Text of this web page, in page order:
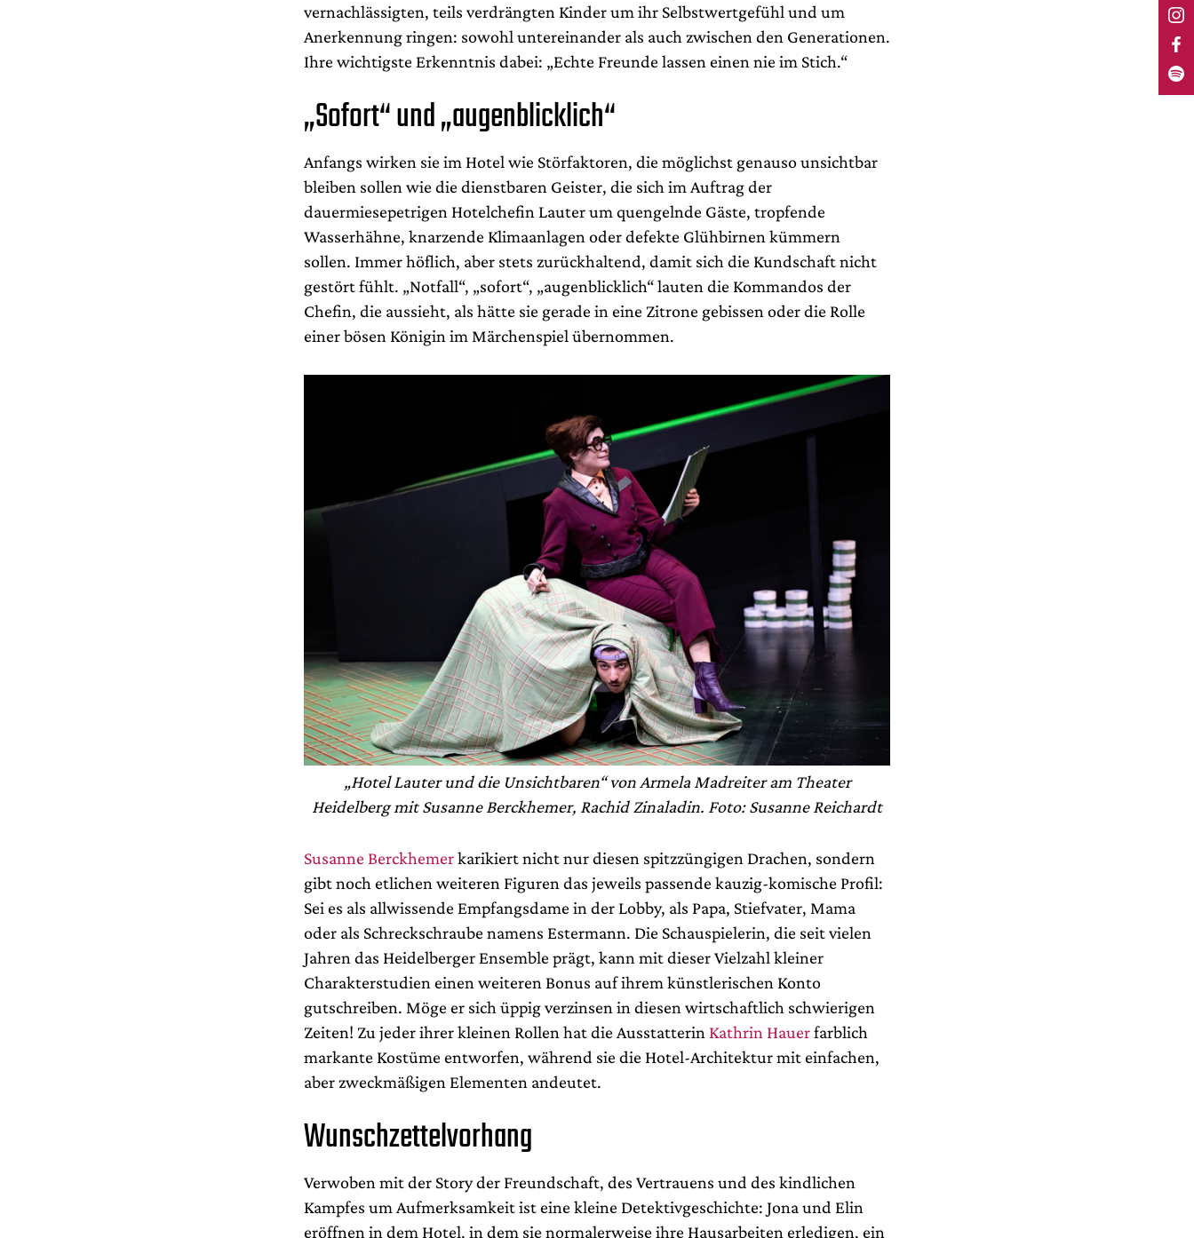
vernachlässigten, teils verdrängten Kinder um ihr Selbstwertgefühl und um
Anerkennung ringen: sowohl untereinander als auch zwischen den Generationen.
Ihre wichtigste Erkenntnis dabei: „Echte Freunde lassen einen nie im Stich.“
„Sofort“ und „augenblicklich“
Anfangs wirken sie im Hotel wie Störfaktoren, die möglichst genauso unsichtbar
bleiben sollen wie die dienstbaren Geister, die sich im Auftrag der
dauermiesepetrigen Hotelchefin Lauter um quengelnde Gäste, tropfende
Wasserhähne, knarzende Klimaanlagen oder defekte Glühbirnen kümmern
sollen. Immer höflich, aber stets zurückhaltend, damit sich die Kundschaft nicht
gestört fühlt. „Notfall“, „sofort“, „augenblicklich“ lauten die Kommandos der
Chefin, die aussieht, als hätte sie gerade in eine Zitrone gebissen oder die Rolle
einer bösen Königin im Märchenspiel übernommen.
„Hotel Lauter und die Unsichtbaren“ von Armela Madreiter am Theater
Heidelberg mit Susanne Berckhemer, Rachid Zinaladin. Foto: Susanne Reichardt
Susanne Berckhemerkarikiert nicht nur diesen spitzzüngigen Drachen, sondern
gibt noch etlichen weiteren Figuren das jeweils passende kauzig-komische Profil:
Sei es als allwissende Empfangsdame in der Lobby, als Papa, Stiefvater, Mama
oder als Schreckschraube namens Estermann. Die Schauspielerin, die seit vielen
Jahren das Heidelberger Ensemble prägt, kann mit dieser Vielzahl kleiner
Charakterstudien einen weiteren Bonus auf ihrem künstlerischen Konto
gutschreiben. Möge er sich üppig verzinsen in diesen wirtschaftlich schwierigen
Zeiten! Zu jeder ihrer kleinen Rollen hat die Ausstatterin Kathrin Hauerfarblich
markante Kostüme entworfen, während sie die Hotel-Architektur mit einfachen,
aber zweckmäßigen Elementen andeutet.
Wunschzettelvorhang
Verwoben mit der Story der Freundschaft, des Vertrauens und des kindlichen
Kampfes um Aufmerksamkeit ist eine kleine Detektivgeschichte: Jona und Elin
eröffnen in dem Hotel, in dem sie normalerweise ihre Hausarbeiten erledigen, ein